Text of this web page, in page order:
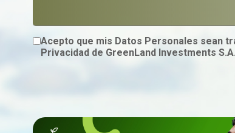
Acepto que mis Datos Personales sean
Privacidad de GreenLand Investments